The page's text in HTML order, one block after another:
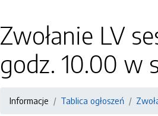
Zwołanie LV
godz. 10.00 w
Informacje Tablica ogłoszeń